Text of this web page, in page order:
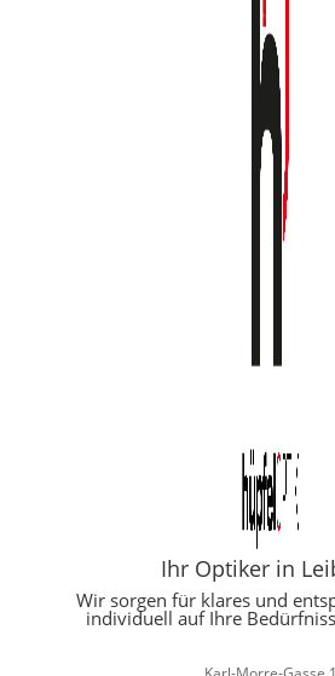
Ihr Optiker in
Wir sorgen für klares und
individuell auf Ihre